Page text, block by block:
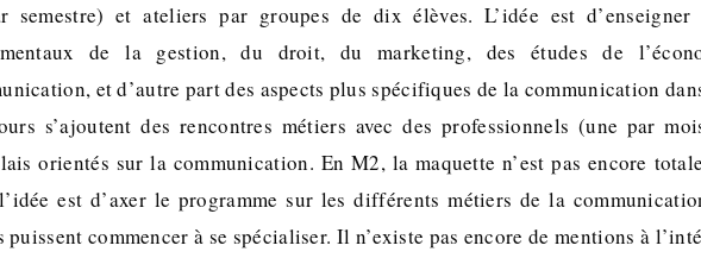
semestre) et ateliers par groupes de dix élèves. L’idée est d’enseigner
de la gestion, du droit, du marketing, des études de
et d’autre part des aspects plus spécifiques de la communication
s’ajoutent des rencontres métiers avec des professionnels (une par
orientés sur la communication. En M2, la maquette n’est pas encore
est d’axer le programme sur les différents métiers de la
puissent commencer à se spécialiser. Il n’existe pas encore de mentions à